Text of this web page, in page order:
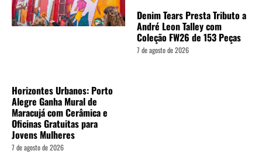
Horizontes Urbanos: Porto
Alegre Ganha Mural de
Maracujá com Cerâmica e
Oficinas Gratuitas para
Jovens Mulheres
7 de agosto de 2026
Denim Tears Presta Tributo a
André Leon Talley com
Coleção FW26 de 153 Peças
7 de agosto de 2026